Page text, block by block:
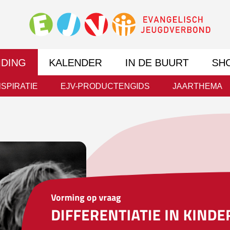
KALENDER IN DE BUURT
EJV-PRODUCTENGIDS JAARTHEMA
Vorming op vraag
DIFFERENTIATIE IN